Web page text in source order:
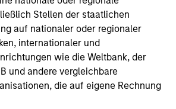
Stellen der staatlichen
auf nationaler oder regionaler
internationaler und
wie die Weltbank, der
und andere vergleichbare
die auf eigene Rechnung
berücksichtigt. Dabei wird
auf die negativen
und eine beständige
Die besten 10% der Produkte in
5 Sterne, die nächsten 22,5% 4
35% 3 Sterne, die nächsten 22,5% 2
10% 1 Stern. Das Morningstar-
verwaltetes Produkt ergibt sich aus
der Morningstar-Ratings